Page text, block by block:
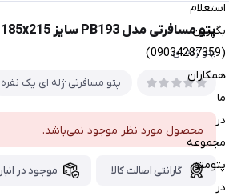
استعلام
بگیرین
(09034287359)
همکاران
ما
در
مجموعه
پتومتو
در
پتو مسافرتی مدل PB193 سایز 185x215 سانتی متر
پتو ژله ای
پتو مسافرتی ژله ای یک نفره
محصول مورد نظر موجود نمی‌باشد.
گارانتی اصالت کالا موجود در انبار